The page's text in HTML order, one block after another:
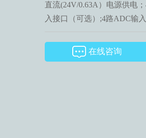
直流(24V/0.63A）电源供电
入接口（可选）;4路ADC输
在线咨询